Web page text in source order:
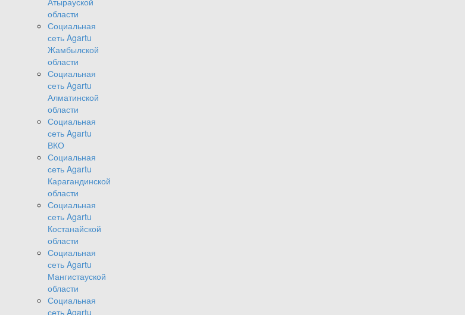
области
Социальная
сеть Agartu
Жамбылской
области
Социальная
сеть Agartu
Алматинской
области
Социальная
сеть Agartu
ВКО
Социальная
сеть Agartu
Карагандинской
области
Социальная
сеть Agartu
Костанайской
области
Социальная
сеть Agartu
Мангистауской
области
Социальная
сеть Agartu